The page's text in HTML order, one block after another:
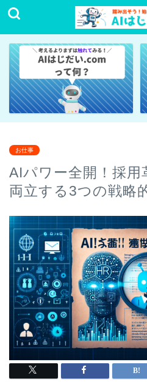
お仕事
AIパワー全開！採用
両立する3つの戦略